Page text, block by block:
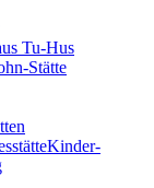
Tu-Hus
Stätte
Kinder-